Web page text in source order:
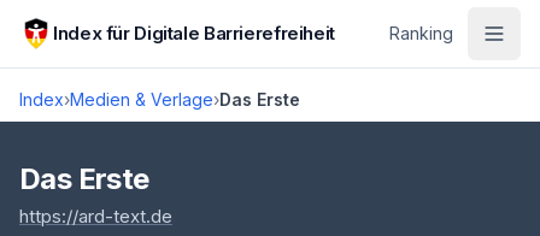
Zum Hauptinhalt springen
Index für Digitale Barrierefreiheit Ranking
Index›Medien & Verlage›Das Erste
Score lädt
Das Erste
https://ard-text.de